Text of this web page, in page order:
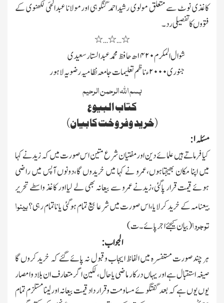
کاغذی نوٹ سے متعلق مولوی رشیداحمد گنگوہی اورمولانا عبدالحَی لکھنوی کے
فتووں کا تفصیلی رد۔
٭…٭…٭
شوال المکرم۱۴۲۰ھ حافظ محمد عبدالستار سعیدی
جنوری۲۰۰۰ء ناظم تعلیمات جامعہ نظامیہ رضویہ لاہور
بسم الله الرحمن الرحیم
کتاب البیوع
(خرید وفروخت کا بیان)
مسئلہ۱:
کیا فرماتے ہیں علمائے دین اور مفتیان شرع متین اس صورت میں کہ زید نے کہا
میں اپنا مکان بھیجتاہوں،عمرو نے کہا میں خریدوں گا،دونوں آپس میں راضی
ہوئے قیمت قرار پاگئی،زیدنے عمرو سے بیعانہ بھی لے لیا اور کاغذ واسطے تحریر
بیعنامہ کے خرید کرلایا،اس صورت میں شرعا بیع تمام ہوگئی یا ناتمام رہی؟بینوا
توجروا(بیان کیجئے اجر پائے۔ت)
الجواب:
ہر چند صورت مستفسرہ میں الفاظ ایجاب وقبول نہ پائے گئے کہ خرید کروں گا
صیغہ استقبال ہے اور یہاں درکار ماضی یاحال، لکین اگر متعارف ان بلاد وامصار
یوں یوں ہے کہ بعد گفتگو ئے مساومت وقرار داد قیمت بیعانہ اورلینا مستلزم تمام